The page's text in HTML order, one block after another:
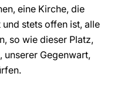
eine Kirche, die
stets offen ist, alle
so wie dieser Platz,
unserer Gegenwart,